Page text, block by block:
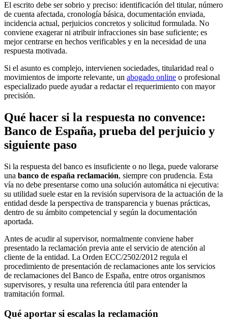
El escrito debe ser sobrio y preciso: identificación del titular, número
de cuenta afectada, cronología básica, documentación enviada,
incidencia actual, perjuicios concretos y solicitud formulada. No
conviene exagerar ni atribuir infracciones sin base suficiente; es
mejor centrarse en hechos verificables y en la necesidad de una
respuesta motivada.
Si el asunto es complejo, intervienen sociedades, titularidad real o
movimientos de importe relevante, un abogado online o profesional
especializado puede ayudar a redactar el requerimiento con mayor
precisión.
Qué hacer si la respuesta no convence:
Banco de España, prueba del perjuicio y
siguiente paso
Si la respuesta del banco es insuficiente o no llega, puede valorarse
una banco de españa reclamación, siempre con prudencia. Esta
vía no debe presentarse como una solución automática ni ejecutiva:
su utilidad suele estar en la revisión supervisora de la actuación de la
entidad desde la perspectiva de transparencia y buenas prácticas,
dentro de su ámbito competencial y según la documentación
aportada.
Antes de acudir al supervisor, normalmente conviene haber
presentado la reclamación previa ante el servicio de atención al
cliente de la entidad. La Orden ECC/2502/2012 regula el
procedimiento de presentación de reclamaciones ante los servicios
de reclamaciones del Banco de España, entre otros organismos
supervisores, y resulta una referencia útil para entender la
tramitación formal.
Qué aportar si escalas la reclamación